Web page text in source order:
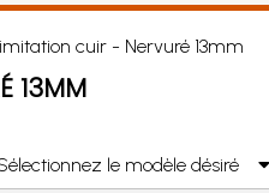
cuir - Nervuré 13mm
13MM
le modèle désiré